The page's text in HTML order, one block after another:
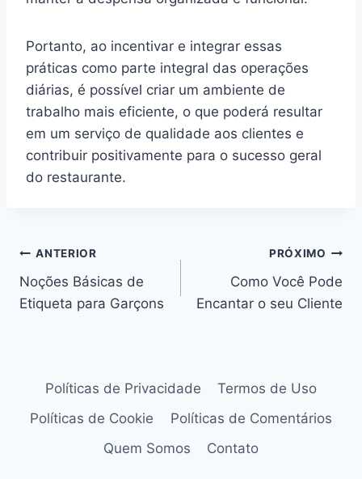
Portanto, ao incentivar e integrar essas
práticas como parte integral das operações
diárias, é possível criar um ambiente de
trabalho mais eficiente, o que poderá resultar
em um serviço de qualidade aos clientes e
contribuir positivamente para o sucesso geral
do restaurante.
ANTERIOR
Noções Básicas de
Etiqueta para Garçons
PRÓXIMO
Como Você Pode
Encantar o seu Cliente
Políticas de Privacidade
Termos de Uso
Políticas de Cookie
Políticas de Comentários
Quem Somos
Contato